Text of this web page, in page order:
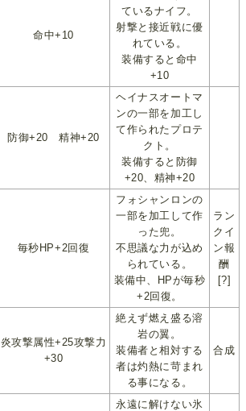
命中+10
ているナイフ。
射撃と接近戦に優
れている。
装備すると命中
+10
防御+20 精神+20
ヘイナスオートマ
ンの一部を加工し
て作られたプロテ
クト。
装備すると防御
+20、精神+20
毎秒HP+2回復
フォシャンロンの
一部を加工して作
った兜。
不思議な力が込め
られている。
装備中、HPが毎秒
+2回復。
ラン
クイ
ン報
酬
[?]
炎攻撃属性+25攻撃力
+30
絶えず燃え盛る溶
岩の翼。
装備者と相対する
者は灼熱に苛まれ
る事になる。
合成
永遠に解けない氷